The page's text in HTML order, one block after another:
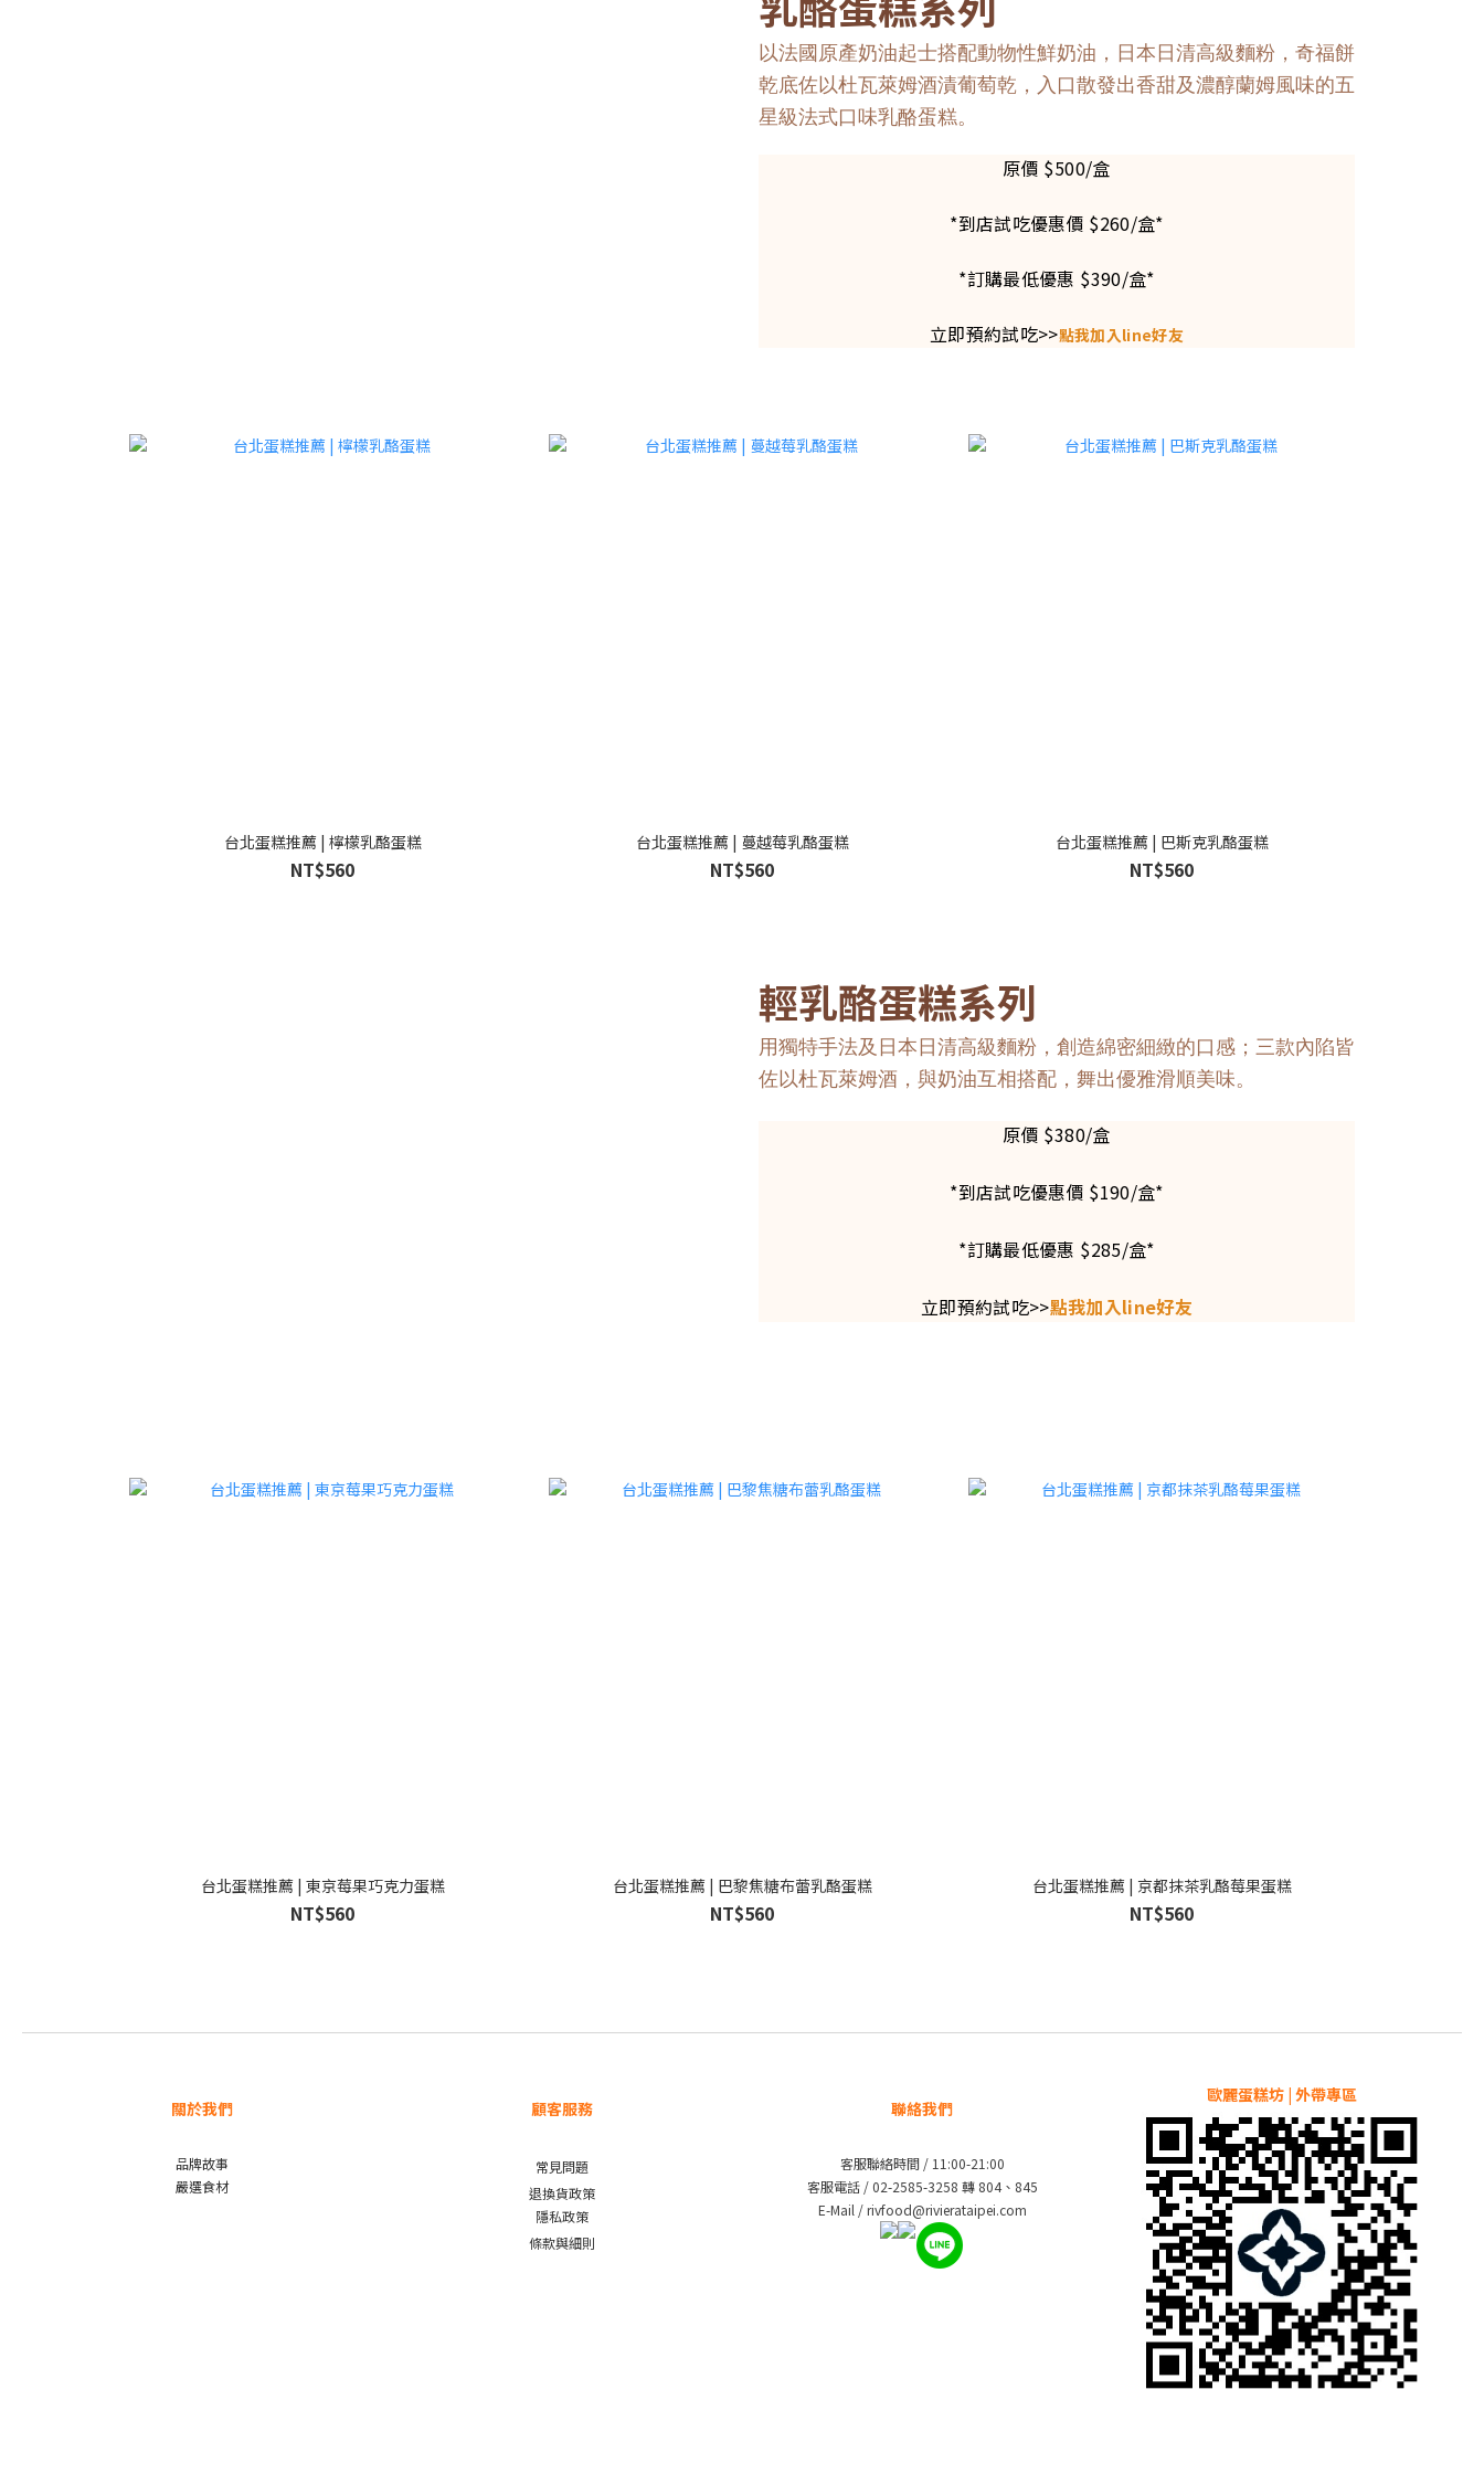
以法國原產奶油起士搭配動物性鮮奶油，日本日清高級麵粉，奇福餅
乾底佐以杜瓦萊姆酒漬葡萄乾，入口散發出香甜及濃醇蘭姆風味的五
星級法式口味乳酪蛋糕。
原價 $500/盒
*到店試吃優惠價 $260/盒*
*訂購最低優惠 $390/盒*
立即預約試吃>>點我加入line好友
台北蛋糕推薦 | 檸檬乳酪蛋糕
NT$560
台北蛋糕推薦 | 蔓越莓乳酪蛋糕
NT$560
台北蛋糕推薦 | 巴斯克乳酪蛋糕
NT$560
輕乳酪蛋糕系列
用獨特手法及日本日清高級麵粉，創造綿密細緻的口感；三款內陷皆
佐以杜瓦萊姆酒，與奶油互相搭配，舞出優雅滑順美味。
原價 $380/盒
*到店試吃優惠價 $190/盒*
*訂購最低優惠 $285/盒*
立即預約試吃>>點我加入line好友
台北蛋糕推薦 | 東京莓果巧克力蛋糕
NT$560
台北蛋糕推薦 | 巴黎焦糖布蕾乳酪蛋糕
NT$560
台北蛋糕推薦 | 京都抹茶乳酪莓果蛋糕
NT$560
關於我們
品牌故事
嚴選食材
顧客服務
常見問題
退換貨政策
隱私政策
條款與細則
聯絡我們
客服聯絡時間 / 11:00-21:00
客服電話 / 02-2585-3258 轉 804、845
E-Mail / rivfood@rivierataipei.com
歐麗蛋糕坊 | 外帶專區